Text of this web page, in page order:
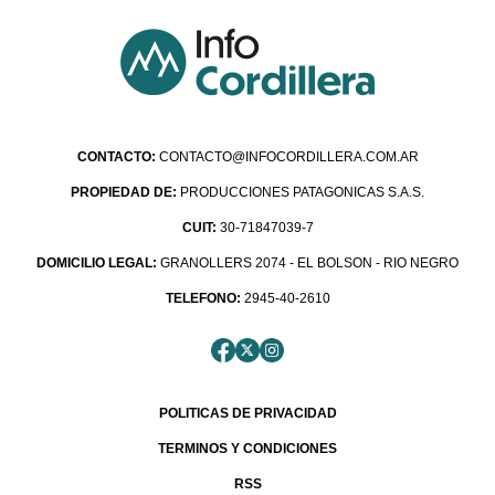
CONTACTO: CONTACTO@INFOCORDILLERA.COM.AR
PROPIEDAD DE: PRODUCCIONES PATAGONICAS S.A.S.
CUIT: 30-71847039-7
DOMICILIO LEGAL: GRANOLLERS 2074 - EL BOLSON - RIO NEGRO
TELEFONO: 2945-40-2610
POLITICAS DE PRIVACIDAD
TERMINOS Y CONDICIONES
RSS